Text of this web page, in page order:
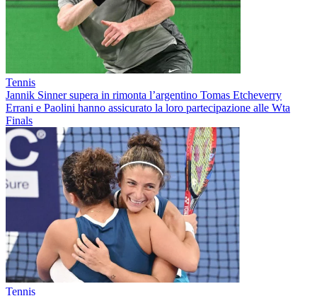
Tennis
Jannik Sinner supera in rimonta l’argentino Tomas Etcheverry
Errani e Paolini hanno assicurato la loro partecipazione alle Wta
Finals
Tennis